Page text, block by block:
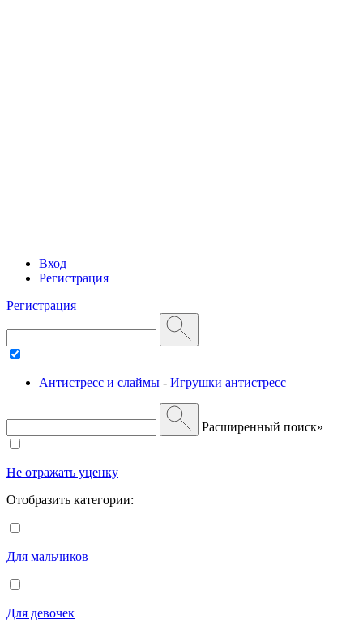
Вход
Регистрация
Регистрация
Антистресс и слаймы - Игрушки антистресс
Расширенный поиск»
Не отражать уценку
Отобразить категории:
Для мальчиков
Для девочек